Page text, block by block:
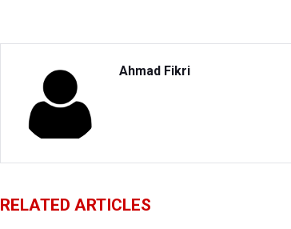
Ahmad Fikri
RELATED ARTICLES